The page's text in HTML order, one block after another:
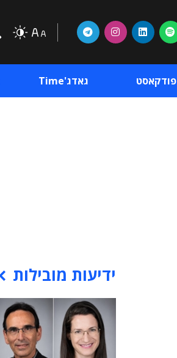
פודקאסט גאדג'Time
ידיעות מובילות